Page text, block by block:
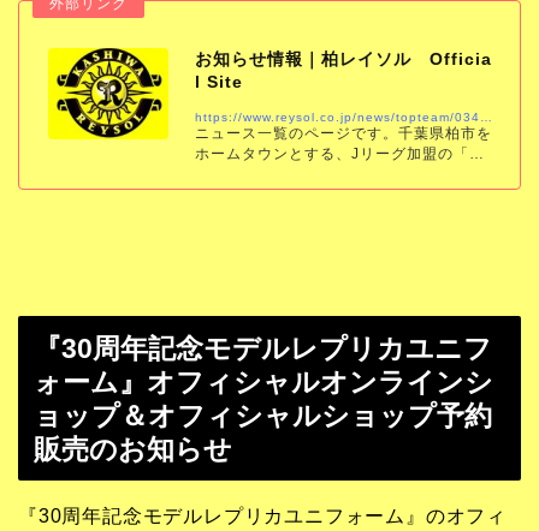
お知らせ情報｜柏レイソル Officia
l Site
https://www.reysol.co.jp/news/topteam/034673.html
ニュース一覧のページです。千葉県柏市を
ホームタウンとする、Jリーグ加盟の「柏
スケジュール、チケット、チーム情報をい
『30周年記念モデルレプリカユニフ
ォーム』オフィシャルオンラインシ
ョップ＆オフィシャルショップ予約
販売のお知らせ
『30周年記念モデルレプリカユニフォーム』のオフィ